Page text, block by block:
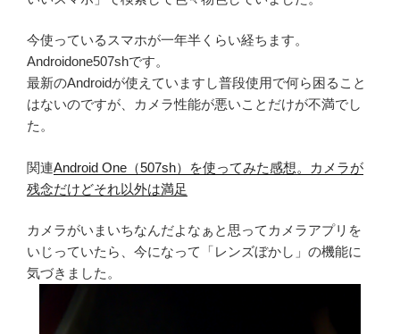
今使っているスマホが一年半くらい経ちます。
Androidone507shです。
最新のAndroidが使えていますし普段使用で何ら困ること
はないのですが、カメラ性能が悪いことだけが不満でし
た。
関連Android One（507sh）を使ってみた感想。カメラが
残念だけどそれ以外は満足
カメラがいまいちなんだよなぁと思ってカメラアプリを
いじっていたら、今になって「レンズぼかし」の機能に
気づきました。